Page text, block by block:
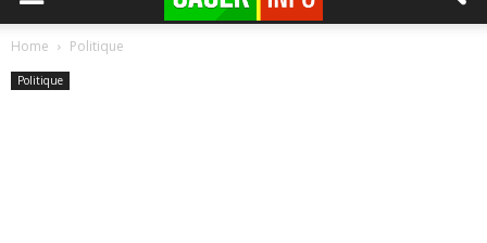
Home Politique
Politique